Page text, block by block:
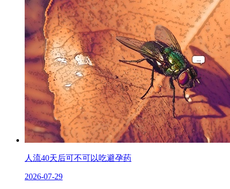
人流40天后可不可以吃避孕药
2026-07-29